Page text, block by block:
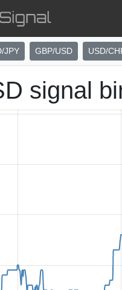
JPY GBP/USD USD/
signal